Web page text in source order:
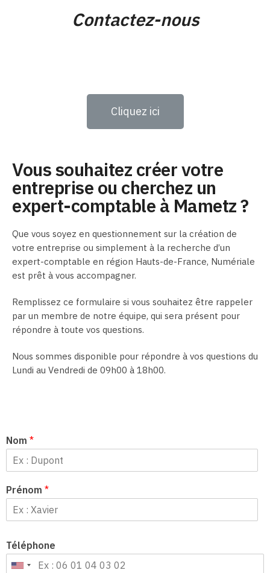
Contactez-nous
Cliquez ici
Vous souhaitez créer votre
entreprise ou cherchez un
expert-comptable à Mametz ?
Que vous soyez en questionnement sur la création de
votre entreprise ou simplement à la recherche d’un
expert-comptable en région Hauts-de-France, Numériale
est prêt à vous accompagner.
Remplissez ce formulaire si vous souhaitez être rappeler
par un membre de notre équipe, qui sera présent pour
répondre à toute vos questions.
Nous sommes disponible pour répondre à vos questions du
Lundi au Vendredi de 09h00 à 18h00.
Nom *
Prénom *
Téléphone